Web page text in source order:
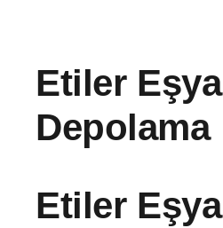
Etiler Eşya
Depolama
Etiler Eşya